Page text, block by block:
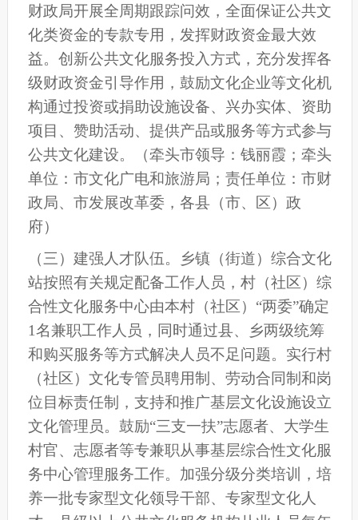
财政局开展全周期跟踪问效，全面保证公共文
化类资金的专款专用，发挥财政资金最大效
益。 创新公共文化服务投入方式，充分发挥各
级财政资金引导作用，鼓励文化企业等文化机
构通过投资或捐助设施设备、兴办实体、资助
项目、赞助活动、提供产品或服务等方式参与
公共文化建设。
（牵头市领导：钱丽霞；牵头
单位：市文化广电和旅游局；责任单位：市财
政局、市发展改革委，各县（市、区）政
府）
（三）建强人才队伍。
乡镇（街道）综合文化
站按照有关规定配备工作人员，村（社区）综
合性文化服务中心由本村（社区 ） “两委”确定
1名兼职工作人员，同时通过县、乡两级统筹
和购买服务等方式解决人员不足问题。实行村
（社区）文化专管员聘用制、劳动合同制和岗
位目标责任制，支持和推广基层文化设施设立
文化管理员。鼓励“三支一扶”志愿者、大学生
村官、志愿者等专兼职从事基层综合性文化服
务中心管理服务工作。加强分级分类培训，培
养一批专家型文化领导干部、专家型文化人